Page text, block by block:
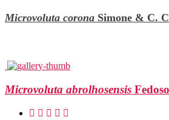
Microvoluta corona Simone & C.
Microvoluta abrolhosensis